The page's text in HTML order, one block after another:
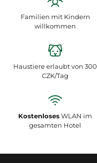
Familien mit Kindern
willkommen
Haustiere erlaubt von 300
CZK/Tag
KostenlosesWLAN im
gesamten Hotel